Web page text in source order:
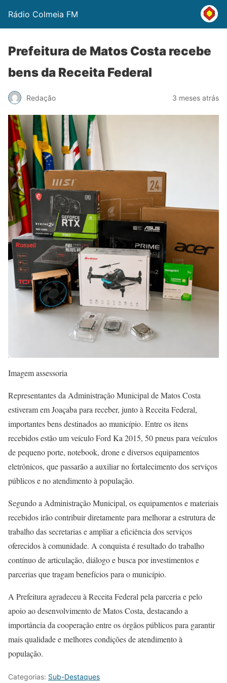
Rádio Colmeia FM
Prefeitura de Matos Costa recebe
bens da Receita Federal
Redação 3 meses atrás
Imagem assessoria
Representantes da Administração Municipal de Matos Costa
estiveram em Joaçaba para receber, junto à Receita Federal,
importantes bens destinados ao município. Entre os itens
recebidos estão um veículo Ford Ka 2015, 50 pneus para veículos
de pequeno porte, notebook, drone e diversos equipamentos
eletrônicos, que passarão a auxiliar no fortalecimento dos serviços
públicos e no atendimento à população.
Segundo a Administração Municipal, os equipamentos e materiais
recebidos irão contribuir diretamente para melhorar a estrutura de
trabalho das secretarias e ampliar a eficiência dos serviços
oferecidos à comunidade. A conquista é resultado do trabalho
contínuo de articulação, diálogo e busca por investimentos e
parcerias que tragam benefícios para o município.
A Prefeitura agradeceu à Receita Federal pela parceria e pelo
apoio ao desenvolvimento de Matos Costa, destacando a
importância da cooperação entre os órgãos públicos para garantir
mais qualidade e melhores condições de atendimento à
população.
Categorias: Sub-Destaques